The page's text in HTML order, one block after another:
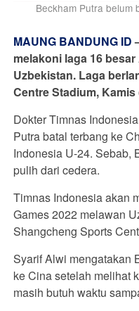
Beckham Putra belum
MAUNG BANDUNG ID
melakoni laga 16
Uzbekistan. Laga
Centre Stadium, Kamis
Dokter Timnas
Putra batal terbang ke
Indonesia U-24. Sebab,
pulih dari cedera.
Timnas Indonesia akan
Games 2022 melawan
Shangcheng Sports
Syarif Alwi mengatakan
ke Cina setelah melihat
masih butuh waktu